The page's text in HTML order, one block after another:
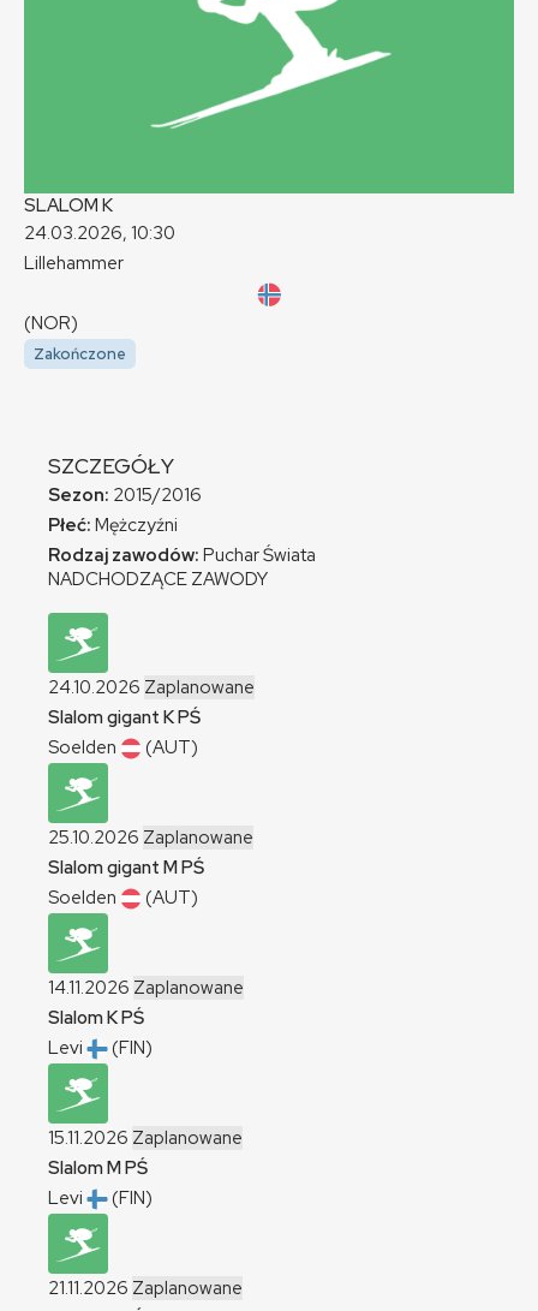
SLALOM K
24.03.2026, 10:30
Lillehammer
(NOR)
Zakończone
SZCZEGÓŁY
Sezon: 2015/2016
Płeć: Mężczyźni
Rodzaj zawodów: Puchar Świata
NADCHODZĄCE ZAWODY
24.10.2026 Zaplanowane
Slalom gigant KPŚ
Soelden
(AUT)
25.10.2026 Zaplanowane
Slalom gigant MPŚ
Soelden
(AUT)
14.11.2026 Zaplanowane
SlalomKPŚ
Levi
(FIN)
15.11.2026 Zaplanowane
SlalomMPŚ
Levi
(FIN)
21.11.2026 Zaplanowane